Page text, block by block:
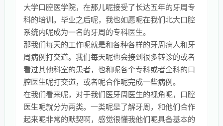
大学口腔医学院，在那儿呢接受了长达五年的牙周专
科的培训。毕业之后呢，我也如愿呢在我们北大口腔
系统内呢成为一名的牙周的专科医生。
那我们每天的工作呢就是和各种各样的牙周病人和牙
周病例打交道。我们每天呢也会接到很多转诊的或者
看过其他科室的患者，也和呢各个专科或者全科的口
腔医生呢打交道，或者呢合作呢完成一些病例。
在我们看来呢，对于我们医牙周医生的视角呢，口腔
医生呢就分为两类。一类呢是了解牙周，和他们合作
起来呢非常的默契啊，感觉很懂我他们呢具备基本的